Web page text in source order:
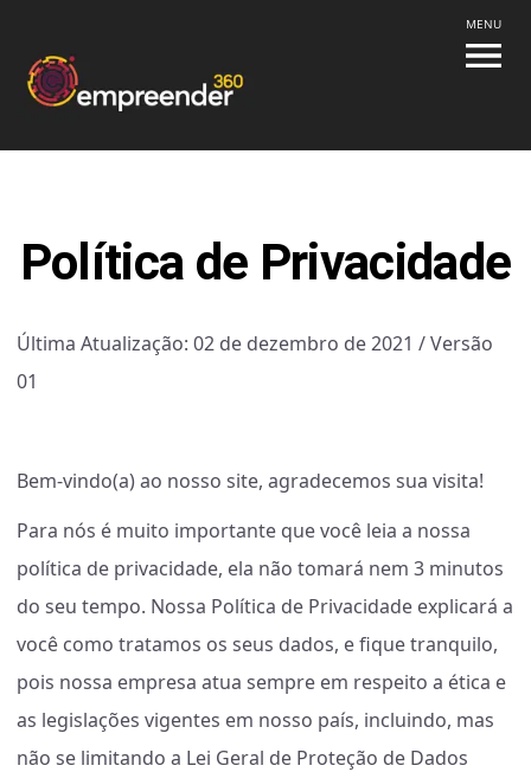
MENU
Política de Privacidade
Última Atualização: 02 de dezembro de 2021 / Versão
01
Bem-vindo(a) ao nosso site, agradecemos sua visita!
Para nós é muito importante que você leia a nossa
política de privacidade, ela não tomará nem 3 minutos
do seu tempo. Nossa Política de Privacidade explicará a
você como tratamos os seus dados, e fique tranquilo,
pois nossa empresa atua sempre em respeito a ética e
as legislações vigentes em nosso país, incluindo, mas
não se limitando a Lei Geral de Proteção de Dados